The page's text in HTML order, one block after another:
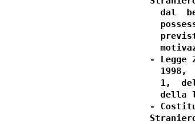
dal
- Legge
1998,
1,
della
-